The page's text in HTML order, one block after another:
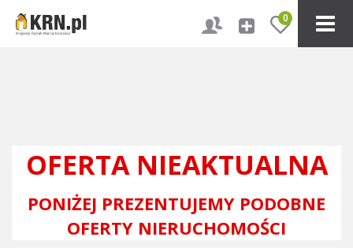
0
OFERTA NIEAKTUALNA
PONIŻEJ PREZENTUJEMY PODOBNE
OFERTY NIERUCHOMOŚCI